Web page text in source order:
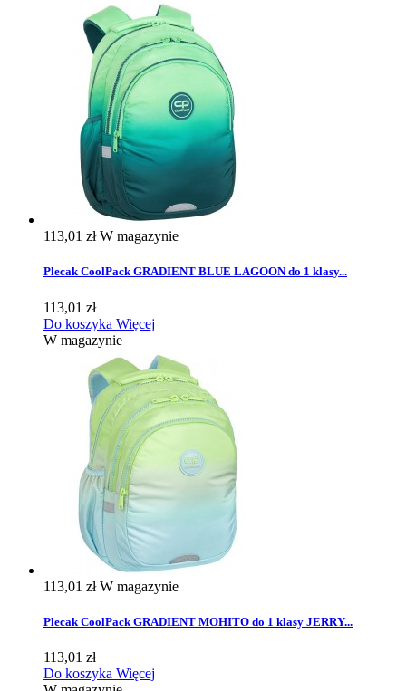
113,01 złW magazynie
Plecak CoolPack GRADIENT BLUE LAGOON do 1 klasy...
113,01 zł
Do koszyka Więcej
W magazynie
113,01 złW magazynie
Plecak CoolPack GRADIENT MOHITO do 1 klasy JERRY...
113,01 zł
Do koszyka Więcej